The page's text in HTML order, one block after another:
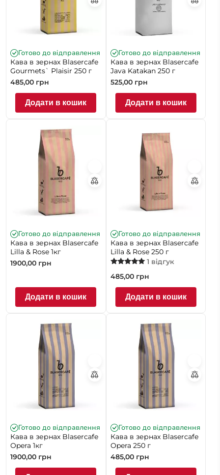
Готово до відправлення
Кава в зернах Blasercafe
Gourmets` Plaisir 250 г
485,00 грн
Додати в кошик
Готово до відправлення
Кава в зернах Blasercafe
Java Katakan 250 г
525,00 грн
Додати в кошик
Готово до відправлення
Кава в зернах Blasercafe
Lilla & Rose 1кг
1900,00 грн
Додати в кошик
Готово до відправлення
Кава в зернах Blasercafe
Lilla & Rose 250 г
5.00
1 відгук
485,00 грн
Додати в кошик
Готово до відправлення
Кава в зернах Blasercafe
Opera 1кг
1900,00 грн
Готово до відправлення
Кава в зернах Blasercafe
Opera 250 г
485,00 грн